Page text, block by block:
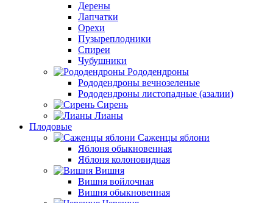
Дерены
Лапчатки
Орехи
Пузыреплодники
Спиреи
Чубушники
Рододендроны
Рододендроны вечнозеленые
Рододендроны листопадные (азалии)
Сирень
Лианы
Плодовые
Саженцы яблони
Яблоня обыкновенная
Яблоня колоновидная
Вишня
Вишня войлочная
Вишня обыкновенная